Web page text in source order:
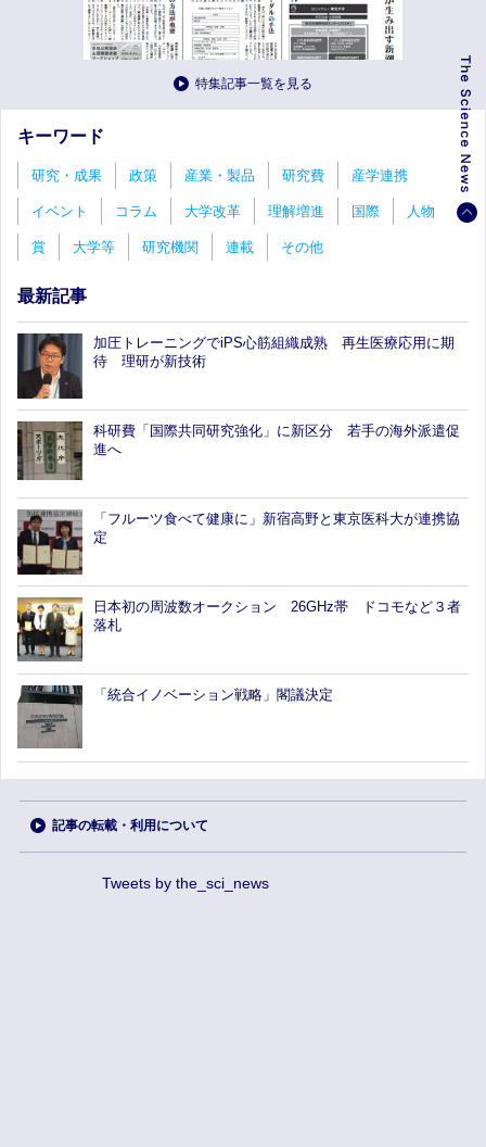
特集記事一覧を見る
キーワード
研究・成果 政策 産業・製品 研究費 産学連携
イベント コラム 大学改革 理解増進 国際 人物
賞 大学等 研究機関 連載 その他
最新記事
加圧トレーニングでiPS心筋組織成熟 再生医療応用に期
待 理研が新技術
科研費「国際共同研究強化」に新区分 若手の海外派遣促
進へ
「フルーツ食べて健康に」新宿高野と東京医科大が連携協
定
日本初の周波数オークション 26GHz帯 ドコモなど３者
落札
「統合イノベーション戦略」閣議決定
記事の転載・利用について
Tweets by the_sci_news